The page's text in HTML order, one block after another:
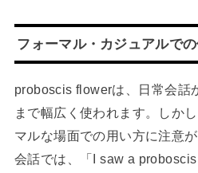
フォーマル・カジュアルで
proboscis flowerは、日常会話
まで幅広く使われます。しか
マルな場面での用い方に注意
会話では、「I saw a